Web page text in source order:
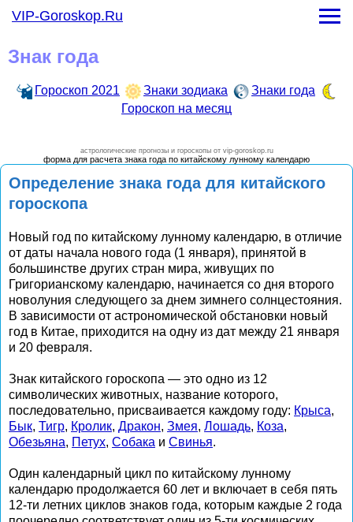
Знак года
астрологические прогнозы и гороскопы от vip-goroskop.ru
форма для расчета знака года по китайскому лунному календарю
Определение знака года для китайского
гороскопа
Новый год по китайскому лунному календарю, в отличие
от даты начала нового года (1 января), принятой в
большинстве других стран мира, живущих по
Григорианскому календарю, начинается со дня второго
новолуния следующего за днем зимнего солнцестояния.
В зависимости от астрономической обстановки новый
год в Китае, приходится на одну из дат между 21 января
и 20 февраля.
Знак китайского гороскопа — это одно из 12
символических животных, название которого,
последовательно, присваивается каждому году: Крыса,
Бык, Тигр, Кролик, Дракон, Змея, Лошадь, Коза,
Обезьяна, Петух, Собака и Свинья.
Один календарный цикл по китайскому лунному
календарю продолжается 60 лет и включает в себя пять
12-ти летних циклов знаков года, которым каждые 2 года
Гороскоп 2021 Знаки зодиака
Знаки года
Гороскоп на месяц
VIP-Goroskop.RuГороскоп на месяц
-Гороскоп на январь 2021 года
-Гороскоп на март 2021 года
Гороскоп на апрель 2021 года
-Гороскоп на май 2021 года
Гороскоп на июнь 2021 года
Гороскоп на август 2021 года
-Гороскоп на октябрь 2021 года
-Гороскоп на ноябрь 2021 года